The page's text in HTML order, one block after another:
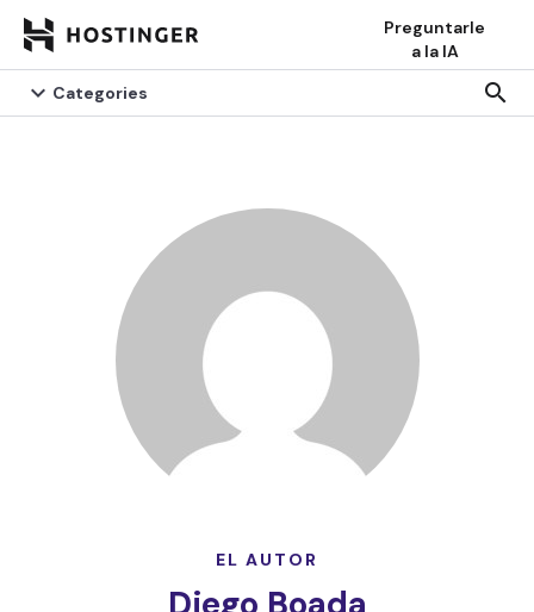
Preguntarle
a la IA
 Categories search
 Categories search
EL AUTOR